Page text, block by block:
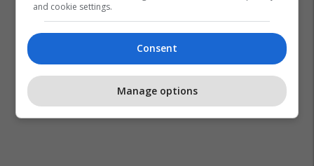
and cookie settings.
Consent
Manage options